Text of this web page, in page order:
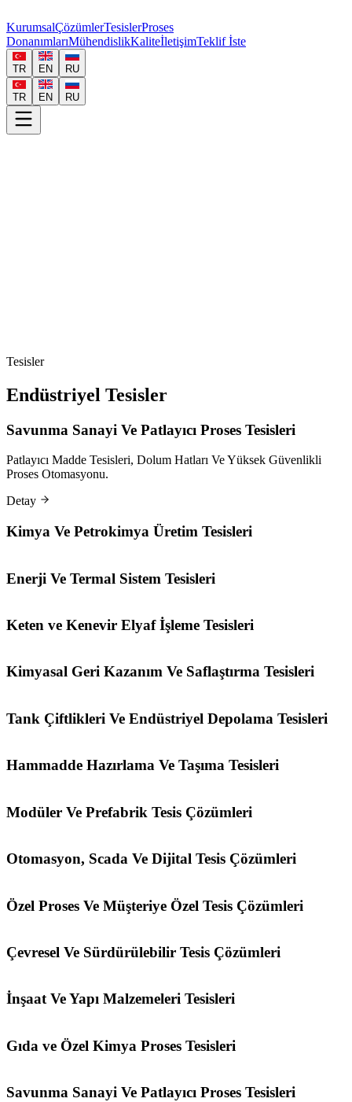
KurumsalÇözümlerTesislerProses
DonanımlarıMühendislikKaliteİletişimTeklif İste
TR EN RU
TR EN RU
Mühendislik Entegrasyonu
Tesisler
Endüstriyel Tesisler
Savunma Sanayi Ve Patlayıcı Proses Tesisleri
Patlayıcı Madde Tesisleri, Dolum Hatları Ve Yüksek Güvenlikli
Proses Otomasyonu.
Detay
Kimya Ve Petrokimya Üretim Tesisleri
Enerji Ve Termal Sistem Tesisleri
Keten ve Kenevir Elyaf İşleme Tesisleri
Kimyasal Geri Kazanım Ve Saflaştırma Tesisleri
Tank Çiftlikleri Ve Endüstriyel Depolama Tesisleri
Hammadde Hazırlama Ve Taşıma Tesisleri
Modüler Ve Prefabrik Tesis Çözümleri
Otomasyon, Scada Ve Dijital Tesis Çözümleri
Özel Proses Ve Müşteriye Özel Tesis Çözümleri
Çevresel Ve Sürdürülebilir Tesis Çözümleri
İnşaat Ve Yapı Malzemeleri Tesisleri
Gıda ve Özel Kimya Proses Tesisleri
Savunma Sanayi Ve Patlayıcı Proses Tesisleri